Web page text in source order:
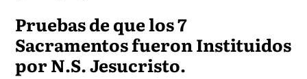
Pruebas de que los 7
Sacramentos fueron Instituidos
por N.S. Jesucristo.